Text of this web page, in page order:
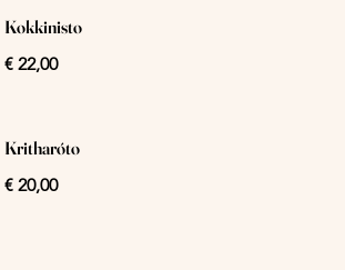
Kokkinisto
€ 22,00
Kritharóto
€ 20,00